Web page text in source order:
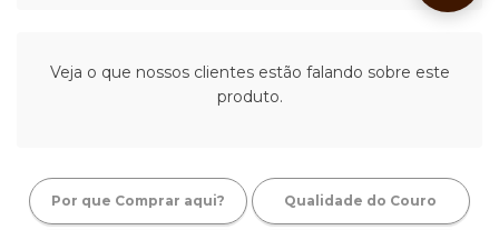
Veja o que nossos clientes estão falando sobre este
produto.
Por que Comprar aqui? Qualidade do Couro